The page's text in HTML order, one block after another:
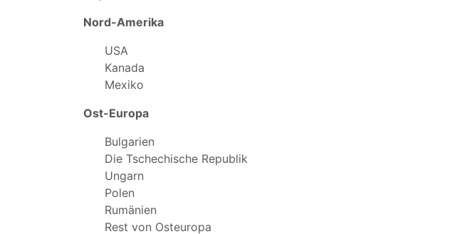
Nord-Amerika
USA
Kanada
Mexiko
Ost-Europa
Bulgarien
Die Tschechische Republik
Ungarn
Polen
Rumänien
Rest von Osteuropa